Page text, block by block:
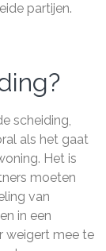
partijen.
scheiding,
als het gaat
Het is
moeten
van
in een
weigert mee te